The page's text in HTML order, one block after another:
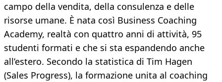
campo della vendita, della consulenza e delle
risorse umane. È nata così Business Coaching
Academy, realtà con quattro anni di attività, 95
studenti formati e che si sta espandendo anche
all’estero. Secondo la statistica di Tim Hagen
(Sales Progress), la formazione unita al coaching